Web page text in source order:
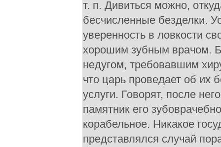
т. п. Дивиться можно,
бесчисленные безделки.
уверенность в ловкости
хорошим зубным врачом.
недугом, требовавшим
что царь проведает об их
услуги. Говорят, после
памятник его
корабельное. Никакое
представлялся случай